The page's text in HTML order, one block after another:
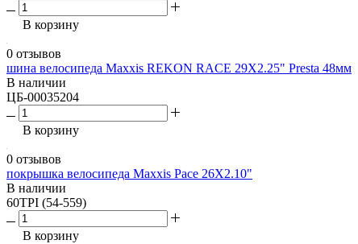
В корзину
0 отзывов
шина велосипеда Maxxis REKON RACE 29X2.25" Presta 48мм
В наличии
ЦБ-00035204
В корзину
0 отзывов
покрышка велосипеда Maxxis Pace 26X2.10"
В наличии
60TPI (54-559)
В корзину